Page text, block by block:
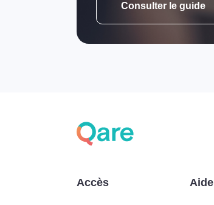
Consulter le guide
Accès Aide